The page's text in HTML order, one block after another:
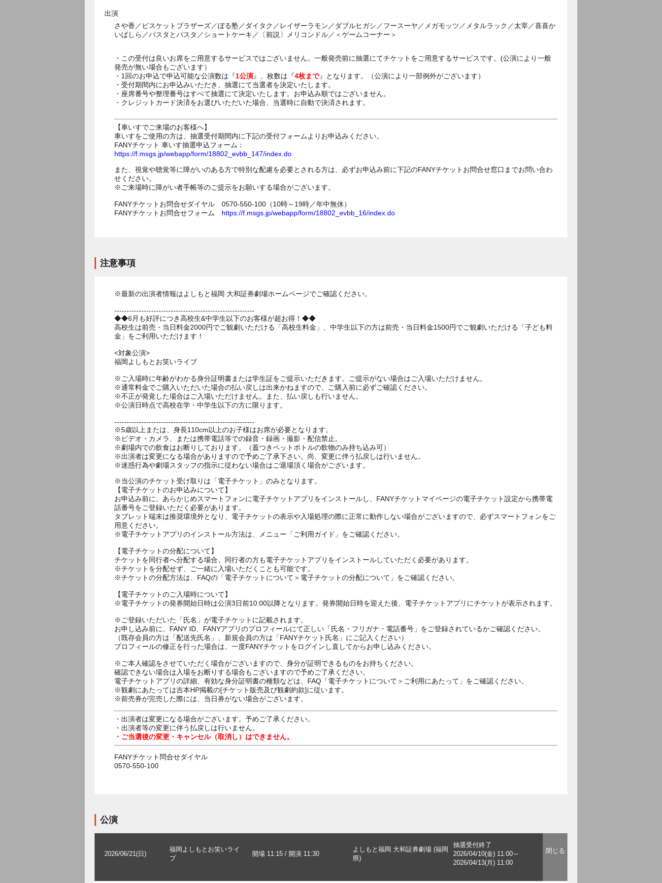
出演
さや香／ビスケットブラザーズ／ぼる塾／ダイタク／レイザーラモン／ダブルヒガシ／フースーヤ／メガモッツ／メタルラック／太宰／喜喜か
いばしら／パスタとパスタ／ショートケーキ／〔前説〕メリコンドル／＜ゲームコーナー＞
・この受付は良いお席をご用意するサービスではございません。一般発売前に抽選にてチケットをご用意するサービスです。(公演により一般
発売が無い場合もございます）
・1回のお申込で申込可能な公演数は『1公演』、枚数は『4枚まで』となります。（公演により一部例外がございます）
・受付期間内にお申込みいただき、抽選にて当選者を決定いたします。
・座席番号や整理番号はすべて抽選にて決定いたします。お申込み順ではございません。
・クレジットカード決済をお選びいただいた場合、当選時に自動で決済されます。
【車いすでご来場のお客様へ】
車いすをご使用の方は、抽選受付期間内に下記の受付フォームよりお申込みください。
FANYチケット 車いす抽選申込フォーム：
https://f.msgs.jp/webapp/form/18802_evbb_147/index.do
また、視覚や聴覚等に障がいのある方で特別な配慮を必要とされる方は、必ずお申込み前に下記のFANYチケットお問合せ窓口までお問い合わ
せください。
※ご来場時に障がい者手帳等のご提示をお願いする場合がございます。
FANYチケットお問合せダイヤル 0570-550-100（10時～19時／年中無休）
FANYチケットお問合せフォーム https://f.msgs.jp/webapp/form/18802_evbb_16/index.do
注意事項
※最新の出演者情報はよしもと福岡 大和証券劇場ホームページでご確認ください。
---------------------------------------------------------
◆◆6月も好評につき高校生&中学生以下のお客様が超お得！◆◆
高校生は前売・当日料金2000円でご観劇いただける「高校生料金」、中学生以下の方は前売・当日料金1500円でご観劇いただける「子ども料
金」をご利用いただけます！
<対象公演>
福岡よしもとお笑いライブ
※ご入場時に年齢がわかる身分証明書または学生証をご提示いただきます。ご提示がない場合はご入場いただけません。
※通常料金でご購入いただいた場合の払い戻しは出来かねますので、ご購入前に必ずご確認ください。
※不正が発覚した場合はご入場いただけません。また、払い戻しも行いません。
※公演日時点で高校在学・中学生以下の方に限ります。
---------------------------------------------------------
※5歳以上または、身長110cm以上のお子様はお席が必要となります。
※ビデオ・カメラ、または携帯電話等での録音・録画・撮影・配信禁止。
※劇場内での飲食はお断りしております。（蓋つきペットボトルの飲物のみ持ち込み可）
※出演者は変更になる場合がありますので予めご了承下さい。尚、変更に伴う払戻しは行いません。
※当公演のチケット受け取りは「電子チケット」のみとなります。
【電子チケットのお申込みについて】
お申込み前に、あらかじめスマートフォンに電子チケットアプリをインストールし、FANYチケットマイページの電子チケット設定から携帯電
話番号をご登録いただく必要があります。
タブレット端末は推奨環境外となり、電子チケットの表示や入場処理の際に正常に動作しない場合がございますので、必ずスマートフォンをご
用意ください。
※電子チケットアプリのインストール方法は、メニュー「ご利用ガイド」をご確認ください。
【電子チケットの分配について】
チケットを同行者へ分配する場合、同行者の方も電子チケットアプリをインストールしていただく必要があります。
※チケットを分配せず、ご一緒に入場いただくことも可能です。
※チケットの分配方法は、FAQの「電子チケットについて＞電子チケットの分配について」をご確認ください。
【電子チケットのご入場時について】
※電子チケットの発券開始日時は公演3日前10:00以降となります。発券開始日時を迎えた後、電子チケットアプリにチケットが表示されます。
※ご登録いただいた「氏名」が電子チケットに記載されます。
お申し込み前に、FANY ID、FANYアプリのプロフィールにて正しい「氏名・フリガナ・電話番号」をご登録されているかご確認ください。
（既存会員の方は「配送先氏名」、新規会員の方は「FANYチケット氏名」にご記入ください）
プロフィールの修正を行った場合は、一度FANYチケットをログインし直してからお申し込みください。
※ご本人確認をさせていただく場合がございますので、身分が証明できるものをお持ちください。
確認できない場合は入場をお断りする場合もございますので予めご了承ください。
電子チケットアプリの詳細、有効な身分証明書の種類などは、FAQ「電子チケットについて＞ご利用にあたって」をご確認ください。
※観劇にあたっては吉本HP掲載の[チケット販売及び観劇約款]に従います。
※前売券が完売した際には、当日券がない場合がございます。
・出演者は変更になる場合がございます。予めご了承ください。
・出演者等の変更に伴う払戻しは行いません。
・ご当選後の変更・キャンセル（取消し）はできません。
FANYチケット問合せダイヤル
0570-550-100
公演
2026/06/21(日)
福岡よしもとお笑いライ
ブ
開場 11:15 / 開演 11:30
よしもと福岡 大和証券劇場 (福岡
県)
抽選受付終了
2026/04/10(金) 11:00～
2026/04/13(月) 11:00